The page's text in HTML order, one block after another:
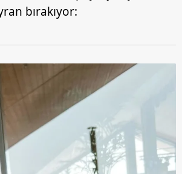
bırakıyor: